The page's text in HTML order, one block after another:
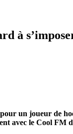
à
un joueur de
avec le Cool